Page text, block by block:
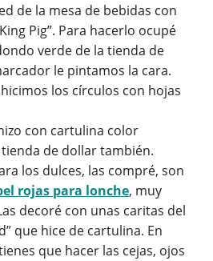
de la mesa de bebidas con
Pig”. Para hacerlo ocupé
verde de la tienda de
le pintamos la cara.
los círculos con hojas
con cartulina color
de dollar también.
los dulces, las compré, son
rojas para lonche, muy
decoré con unas caritas del
que hice de cartulina. En
que hacer las cejas, ojos